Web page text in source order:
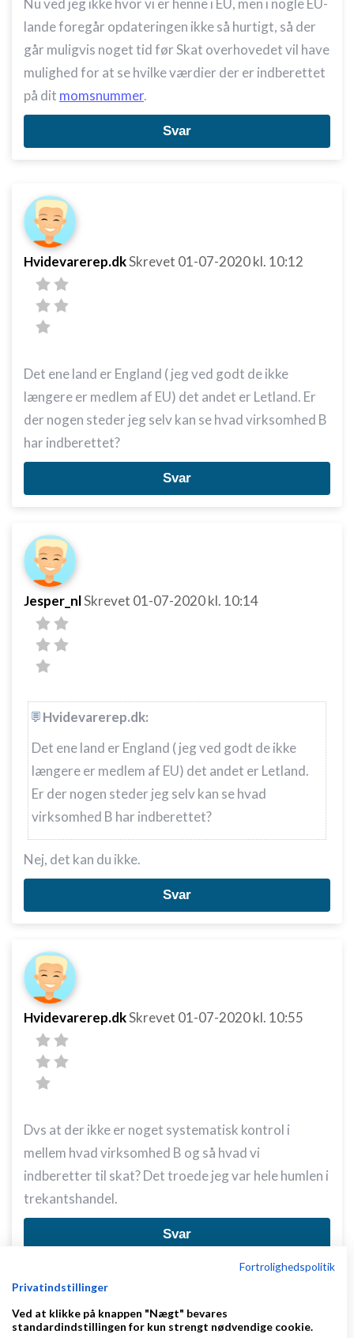
Nu ved jeg ikke hvor vi er henne i EU, men i nogle EU-
lande foregår opdateringen ikke så hurtigt, så der
går muligvis noget tid før Skat overhovedet vil have
mulighed for at se hvilke værdier der er indberettet
på dit momsnummer.
Svar
Hvidevarerep.dkSkrevet 01-07-2020kl. 10:12
Det ene land er England ( jeg ved godt de ikke
længere er medlem af EU) det andet er Letland. Er
der nogen steder jeg selv kan se hvad virksomhed B
har indberettet?
Svar
Jesper_nlSkrevet 01-07-2020kl. 10:14
Hvidevarerep.dk:
Det ene land er England ( jeg ved godt de ikke
længere er medlem af EU) det andet er Letland.
Er der nogen steder jeg selv kan se hvad
virksomhed B har indberettet?
Nej, det kan du ikke.
Svar
Hvidevarerep.dkSkrevet 01-07-2020kl. 10:55
Dvs at der ikke er noget systematisk kontrol i
mellem hvad virksomhed B og så hvad vi
indberetter til skat? Det troede jeg var hele humlen i
trekantshandel.
Svar
Fortrolighedspolitik
Privatindstillinger
Ved at klikke på knappen "Nægt" bevares
standardindstillingen for kun strengt nødvendige cookie.